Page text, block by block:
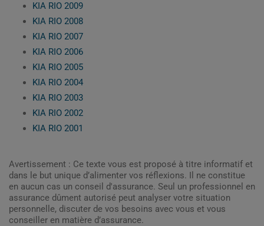
KIA RIO 2009
KIA RIO 2008
KIA RIO 2007
KIA RIO 2006
KIA RIO 2005
KIA RIO 2004
KIA RIO 2003
KIA RIO 2002
KIA RIO 2001
Avertissement : Ce texte vous est proposé à titre informatif et
dans le but unique d’alimenter vos réflexions. Il ne constitue
en aucun cas un conseil d'assurance. Seul un professionnel en
assurance dûment autorisé peut analyser votre situation
personnelle, discuter de vos besoins avec vous et vous
conseiller en matière d’assurance.